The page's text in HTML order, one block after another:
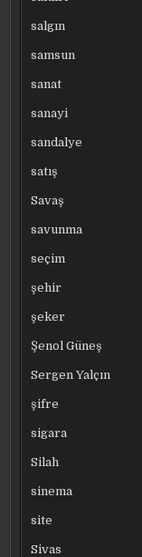
salgın
samsun
sanat
sanayi
sandalye
satış
Savaş
savunma
seçim
şehir
şeker
Şenol Güneş
Sergen Yalçın
şifre
sigara
Silah
sinema
site
Sivas